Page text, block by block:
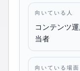
向いている人
コンテンツ
当者
向いている場面